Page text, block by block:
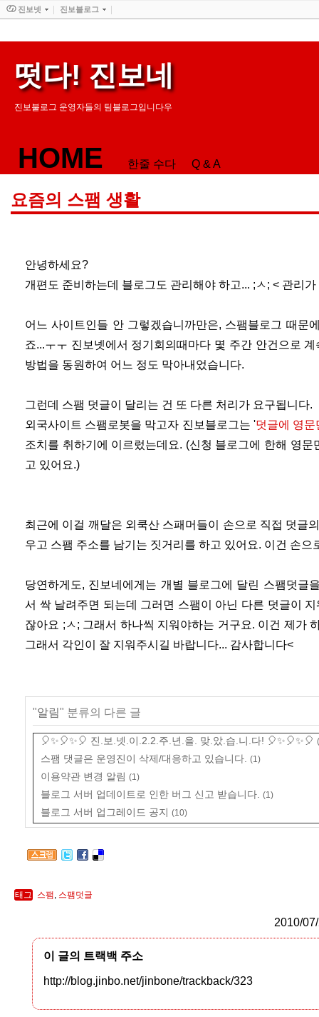
떳다! 진보네
진보불로그 운영자들의 팀블로그입니다우
HOME 한줄 수다 Q & A
요즘의 스팸 생활
안녕하세요?
개편도 준비하는데 블로그도 관리해야 하고... ;ㅅ; < 관리
어느 사이트인들 안 그렇겠습니까만은, 스팸블로그 때문
죠...ㅜㅜ 진보넷에서 정기회의때마다 몇 주간 안건으로
방법을 동원하여 어느 정도 막아내었습니다.
그런데 스팸 덧글이 달리는 건 또 다른 처리가 요구됩니다.
외국사이트 스팸로봇을 막고자 진보블로그는 '덧글에 영문
조치를 취하기에 이르렀는데요. (신청 블로그에 한해 영
고 있어요.)
최근에 이걸 깨달은 외쿡산 스패머들이 손으로 직접 덧글
우고 스팸 주소를 남기는 짓거리를 하고 있어요. 이건 손으
당연하게도, 진보네에게는 개별 블로그에 달린 스팸덧글
서 싹 날려주면 되는데 그러면 스팸이 아닌 다른 덧글이
잖아요 ;ㅅ; 그래서 하나씩 지워야하는 거구요. 이건 제가
그래서 각인이 잘 지워주시길 바랍니다... 감사합니다<
"알림" 분류의 다른 글
🎈✨🎈✨🎈 진.보.넷.이.2.2.주.년.을. 맞.았.습.니.다! 🎈✨🎈✨🎈
스팸 댓글은 운영진이 삭제/대응하고 있습니다. (1)
이용약관 변경 알림 (1)
블로그 서버 업데이트로 인한 버그 신고 받습니다. (1)
블로그 서버 업그레이드 공지 (10)
태그 스팸, 스팸덧글
2010/
이 글의 트랙백 주소
http://blog.jinbo.net/jinbone/trackback/323
진보넷 진보블로그